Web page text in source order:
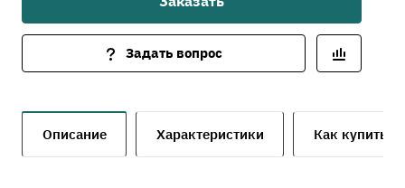
Задать вопрос
Описание Характеристики Как купить